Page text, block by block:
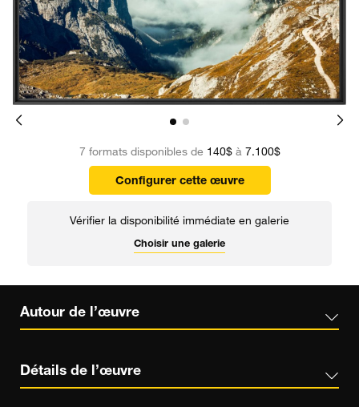
7 formats disponibles de 140$à 7.100$
Configurer cette œuvre
Vérifier la disponibilité immédiate en galerie
Choisir une galerie
Autour de l’œuvre
Détails de l’œuvre